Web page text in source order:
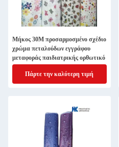
Μήκος 30M προσαρμοσμένο σχέδιο
χρώμα πεταλούδων εγγράφου
μεταφοράς παιδιατρικής ορθωτικό
Πάρτε την καλύτερη τιμή